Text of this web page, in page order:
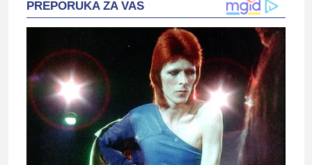
PREPORUKA ZA VAS